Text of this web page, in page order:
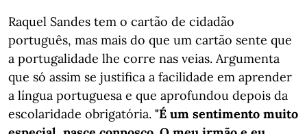
Raquel Sandes tem o cartão de cidadão
português, mas mais do que um cartão sente que
a portugalidade lhe corre nas veias. Argumenta
que só assim se justifica a facilidade em aprender
a língua portuguesa e que aprofundou depois da
escolaridade obrigatória. "É um sentimento muito